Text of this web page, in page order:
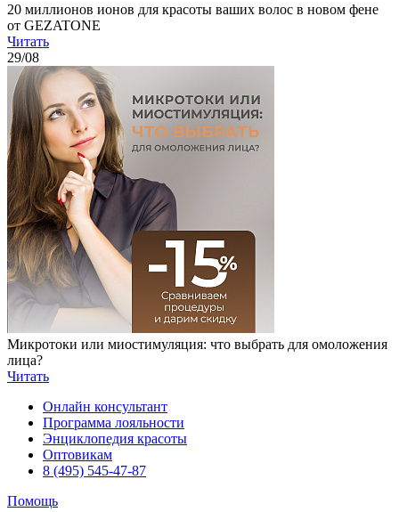
20 миллионов ионов для красоты ваших волос в новом фене
от GEZATONE
Читать
29/08
Микротоки или миостимуляция: что выбрать для омоложения
лица?
Читать
Онлайн консультант
Программа лояльности
Энциклопедия красоты
Оптовикам
8 (495) 545-47-87
Помощь